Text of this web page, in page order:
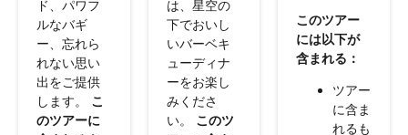
ド、パワフ
ルなバギ
ー、忘れら
れない思い
出をご提供
します。 こ
のツアーに
は、星空の
下でおいし
いバーベキ
ューディナ
ーをお楽し
みくださ
い。
このツ
このツアー
には以下が
含まれる：
ツアー
に含ま
れるも